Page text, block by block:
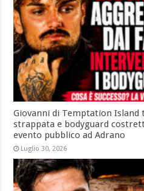
Giovanni di Temptation
strappata e bodyguard
evento pubblico ad Adrano
Luglio 30, 2026